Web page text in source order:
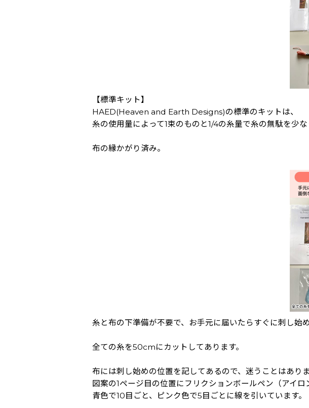
【標準キット】
HAED(Heaven and Earth Designs)の標準のキットは、
糸の使用量によって1束のものと1/4の糸量で糸の無駄を少な
布の縁かがり済み。
糸と布の下準備が不要で、お手元に届いたらすぐに刺し始
全ての糸を50cmにカットしてあります。
布には刺し始めの位置を記してあるので、迷うことはありま
図案の1ページ目の位置にフリクションボールペン（アイロ
青色で10目ごと、ピンク色で5目ごとに線を引いています。